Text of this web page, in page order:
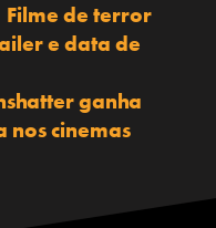
de terror
e data de
ganha
nos cinemas